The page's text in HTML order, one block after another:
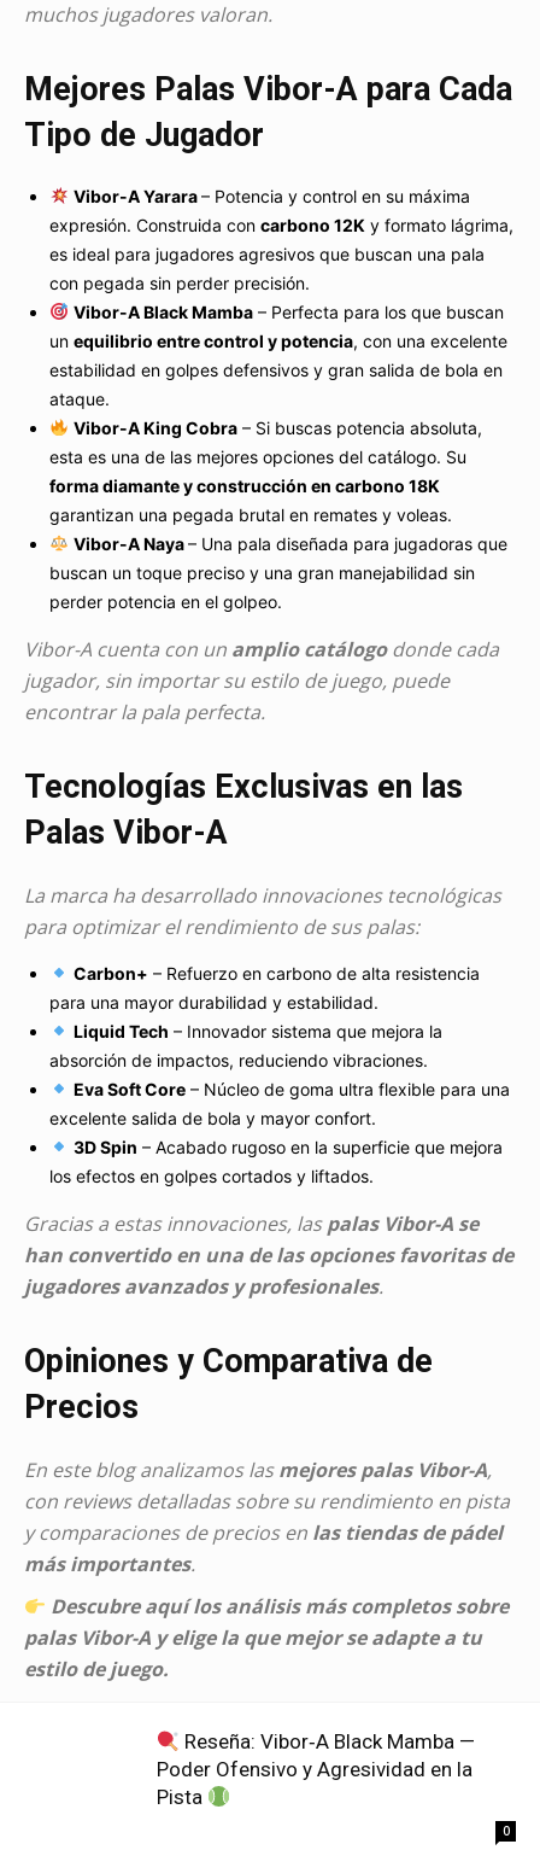
muchos jugadores valoran.
Mejores Palas Vibor-A para Cada
Tipo de Jugador
Vibor-A Yarara– Potencia y control en su máxima
expresión. Construida con carbono 12K y formato lágrima,
es ideal para jugadores agresivos que buscan una pala
con pegada sin perder precisión.
Vibor-A Black Mamba– Perfecta para los que buscan
un equilibrio entre control y potencia, con una excelente
estabilidad en golpes defensivos y gran salida de bola en
ataque.
Vibor-A King Cobra– Si buscas potencia absoluta,
esta es una de las mejores opciones del catálogo. Su
forma diamante y construcción en carbono 18K
garantizan una pegada brutal en remates y voleas.
Vibor-A Naya– Una pala diseñada para jugadoras que
buscan un toque preciso y una gran manejabilidad sin
perder potencia en el golpeo.
Vibor-A cuenta con un amplio catálogodonde cada
jugador, sin importar su estilo de juego, puede
encontrar la pala perfecta.
Tecnologías Exclusivas en las
Palas Vibor-A
La marca ha desarrollado innovaciones tecnológicas
para optimizar el rendimiento de sus palas:
Carbon+ – Refuerzo en carbono de alta resistencia
para una mayor durabilidad y estabilidad.
Liquid Tech – Innovador sistema que mejora la
absorción de impactos, reduciendo vibraciones.
Eva Soft Core– Núcleo de goma ultra flexible para una
excelente salida de bola y mayor confort.
3D Spin – Acabado rugoso en la superficie que mejora
los efectos en golpes cortados y liftados.
Gracias a estas innovaciones, laspalas Vibor-A se
han convertido en una de las opciones favoritas de
jugadores avanzados y profesionales.
Opiniones y Comparativa de
Precios
En este blog analizamos lasmejores palas Vibor-A,
con reviews detalladas sobre su rendimiento en pista
y comparaciones de precios en las tiendas de pádel
más importantes.
Descubre aquí los análisis más completos sobre
palas Vibor-A y elige la que mejor se adapte a tu
estilo de juego.
Reseña: Vibor‑A Black Mamba —
Poder Ofensivo y Agresividad en la
Pista
0